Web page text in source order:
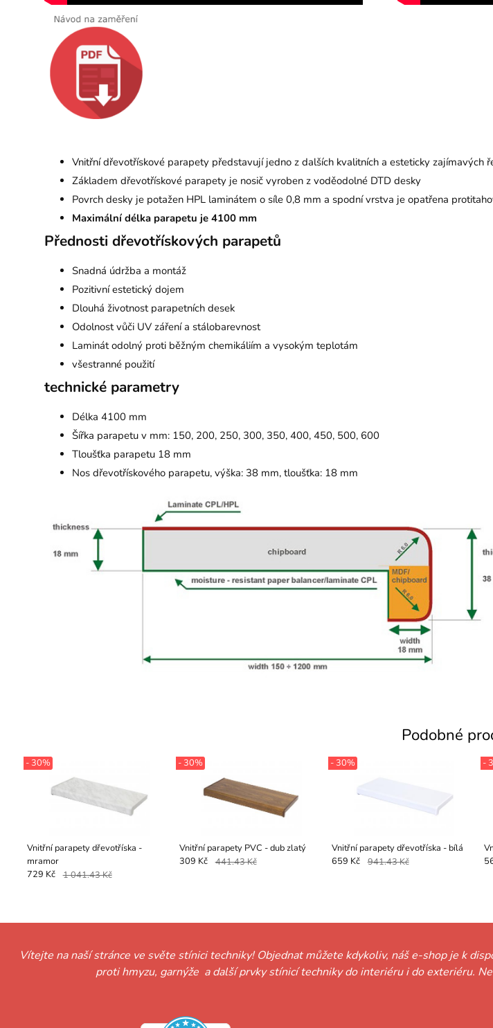
Vnitřní dřevotřískové parapety představují jedno z dalších kvalitních a esteticky zajímavých
Základem dřevotřískové parapety je nosič vyroben z voděodolné DTD desky
Povrch desky je potažen HPL laminátem o síle 0,8 mm a spodní vrstva je opatřena
Maximální délka parapetu je 4100 mm
Přednosti dřevotřískových parapetů
Snadná údržba a montáž
Pozitivní estetický dojem
Dlouhá životnost parapetních desek
Odolnost vůči UV záření a stálobarevnost
Laminát odolný proti běžným chemikáliím a vysokým teplotám
všestranné použití
technické parametry
Délka 4100 mm
Šířka parapetu v mm: 150, 200, 250, 300, 350, 400, 450, 500, 600
Tloušťka parapetu 18 mm
Nos dřevotřískového parapetu, výška: 38 mm, tloušťka: 18 mm
Podobné
Vnitřní parapety dřevotříska -
mramor
- 30%
729 Kč 1 041.43 Kč
Vnitřní parapety PVC - dub zlatý
- 30%
309 Kč 441.43 Kč
Vnitřní parapety dřevotříska - bílá
- 30%
659 Kč 941.43 Kč
-
Vítejte na naší stránce ve světe stínici techniky! Objednat můžete kdykoliv, náš e-shop je k
proti hmyzu, garnýže a další prvky stínicí techniky do interiéru i do exteriéru.